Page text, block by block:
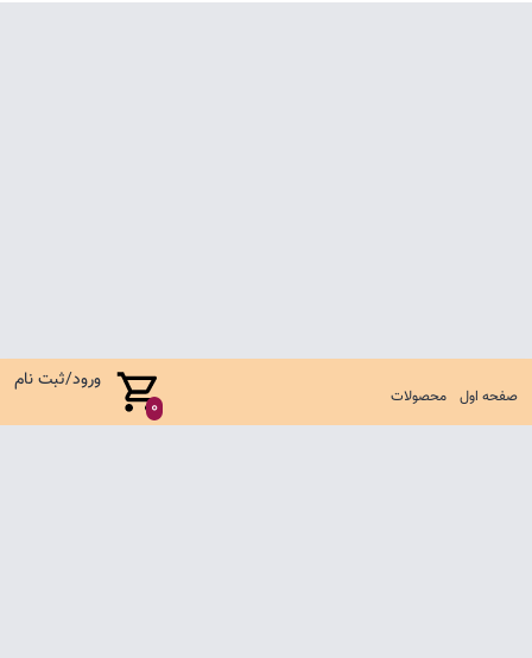
صفحه اول محصولات 0
ورود/ثبت نام